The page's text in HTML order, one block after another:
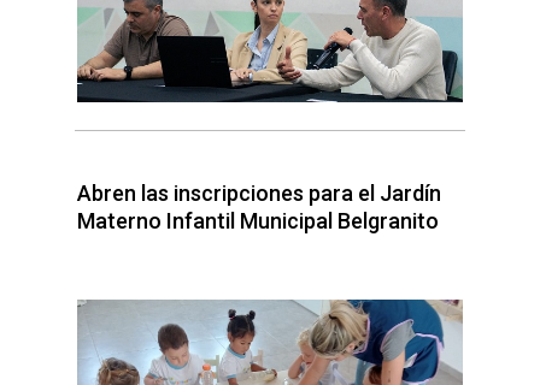
Abren las inscripciones para el Jardín
Materno Infantil Municipal Belgranito